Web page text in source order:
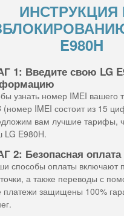
ИНСТРУКЦИЯ
E980H
1: Введите свою LG
узнать номер IMEI вашего
(номер IMEI состоит из 15
вам лучшие тарифы,
LG E980H.
2: Безопасная оплата
способы оплаты включают
а также переводы с
платежи защищены 100%